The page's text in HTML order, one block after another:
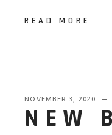
READ MORE
NOVEMBER 3, 2020
NEW